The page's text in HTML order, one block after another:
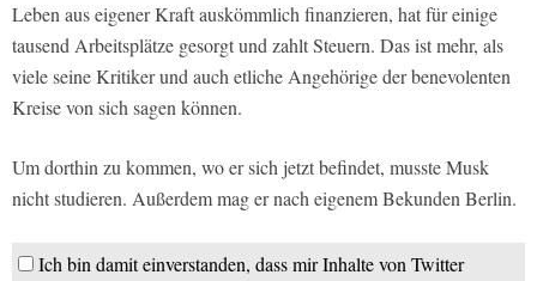
Leben aus eigener Kraft auskömmlich finanzieren, hat für einige
tausend Arbeitsplätze gesorgt und zahlt Steuern. Das ist mehr, als
viele seine Kritiker und auch etliche Angehörige der benevolenten
Kreise von sich sagen können.
Um dorthin zu kommen, wo er sich jetzt befindet, musste Musk
nicht studieren. Außerdem mag er nach eigenem Bekunden Berlin.
Ich bin damit einverstanden, dass mir Inhalte von Twitter